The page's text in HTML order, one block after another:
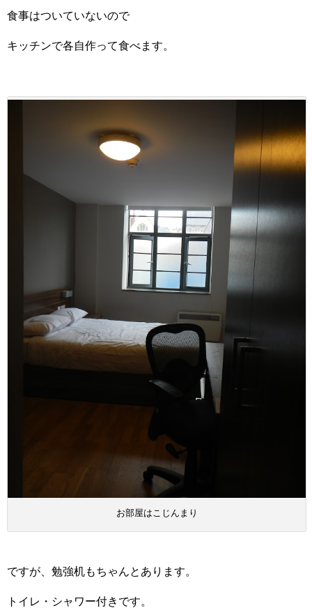
食事はついていないので
キッチンで各自作って食べます。
お部屋はこじんまり
ですが、勉強机もちゃんとあります。
トイレ・シャワー付きです。